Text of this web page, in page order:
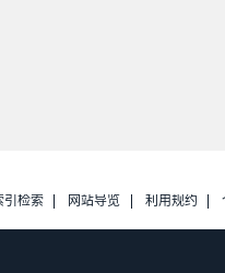
引检索 网站导览 利用规约